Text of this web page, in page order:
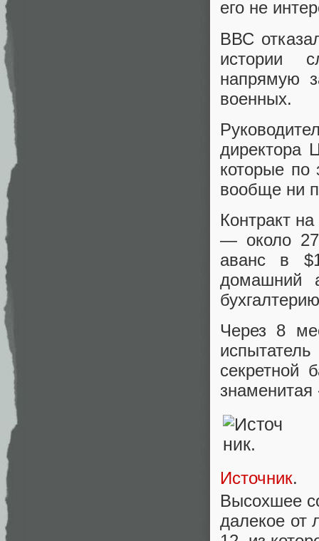
его не
ВВС
истории
напрямую
военных.
директора
которые по
вообще ни
Контракт
— около
аванс в
домашний
Через 8
секретной
Источник.
Высохшее
далекое от